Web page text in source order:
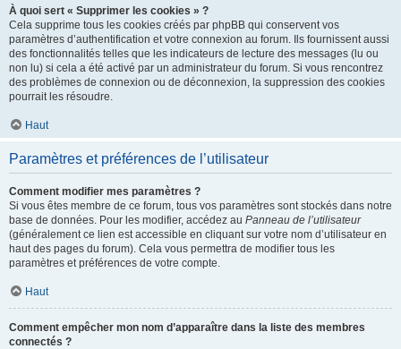
À quoi sert « Supprimer les cookies » ?
Cela supprime tous les cookies créés par phpBB qui conservent vos
paramètres d’authentification et votre connexion au forum. Ils fournissent aussi
des fonctionnalités telles que les indicateurs de lecture des messages (lu ou
non lu) si cela a été activé par un administrateur du forum. Si vous rencontrez
des problèmes de connexion ou de déconnexion, la suppression des cookies
pourrait les résoudre.
Haut
Paramètres et préférences de l’utilisateur
Comment modifier mes paramètres ?
Si vous êtes membre de ce forum, tous vos paramètres sont stockés dans notre
base de données. Pour les modifier, accédez au Panneau de l’utilisateur
(généralement ce lien est accessible en cliquant sur votre nom d’utilisateur en
haut des pages du forum). Cela vous permettra de modifier tous les
paramètres et préférences de votre compte.
Haut
Comment empêcher mon nom d’apparaître dans la liste des membres
connectés ?